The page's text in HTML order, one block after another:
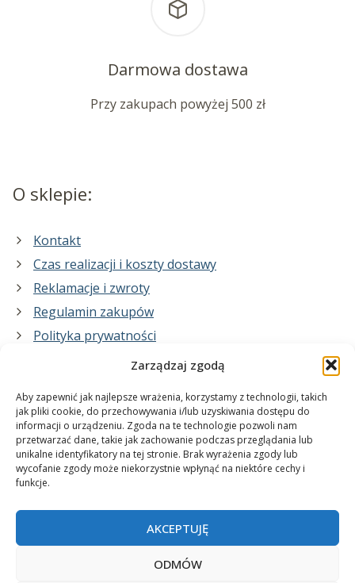
Zarządzaj zgodą
Aby zapewnić jak najlepsze wrażenia, korzystamy z technologii, takich
jak pliki cookie, do przechowywania i/lub uzyskiwania dostępu do
informacji o urządzeniu. Zgoda na te technologie pozwoli nam
przetwarzać dane, takie jak zachowanie podczas przeglądania lub
unikalne identyfikatory na tej stronie. Brak wyrażenia zgody lub
wycofanie zgody może niekorzystnie wpłynąć na niektóre cechy i
funkcje.
AKCEPTUJĘ
ODMÓW
Darmowa dostawa
Przy zakupach powyżej 500 zł
O sklepie:
Kontakt
Czas realizacji i koszty dostawy
Reklamacje i zwroty
Regulamin zakupów
Polityka prywatności
Co zrobimy dla Ciebie:
projekty plakatów na zamówienie
wydrukuj swój plakat